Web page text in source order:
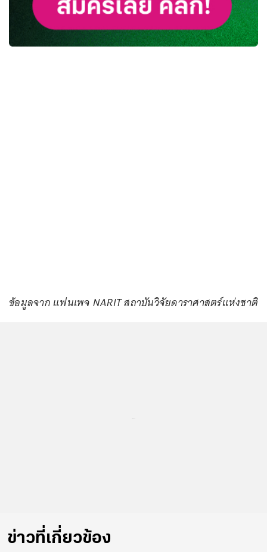
ข้อมูลจาก แฟนเพจ NARIT สถาบันวิจัยดาราศาสตร์แห่งชาติ
ข่าวที่เกี่ยวข้อง